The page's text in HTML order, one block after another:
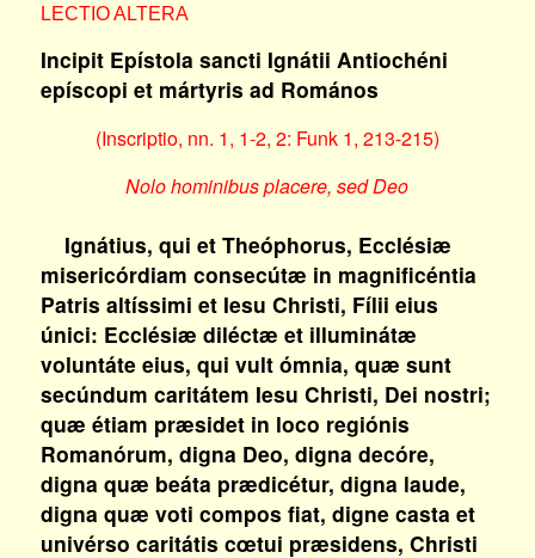
LECTIO ALTERA
Incipit Epístola sancti Ignátii Antiochéni
epíscopi et mártyris ad Romános
(Inscriptio, nn. 1, 1-2, 2: Funk 1, 213-215)
Nolo hominibus placere, sed Deo
Ignátius, qui et Theóphorus, Ecclésiæ
misericórdiam consecútæ in magnificéntia
Patris altíssimi et Iesu Christi, Fílii eius
únici: Ecclésiæ diléctæ et illuminátæ
voluntáte eius, qui vult ómnia, quæ sunt
secúndum caritátem Iesu Christi, Dei nostri;
quæ étiam præsidet in loco regiónis
Romanórum, digna Deo, digna decóre,
digna quæ beáta prædicétur, digna laude,
digna quæ voti compos fiat, digne casta et
univérso caritátis cœtui præsidens, Christi